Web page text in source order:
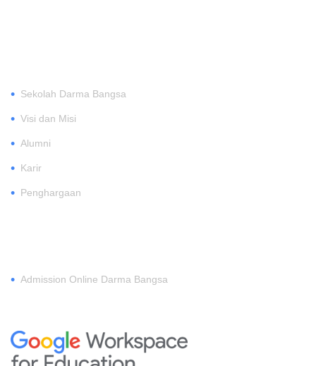
• Sekolah Darma Bangsa
• Visi dan Misi
• Alumni
• Karir
• Penghargaan
• Admission Online Darma Bangsa